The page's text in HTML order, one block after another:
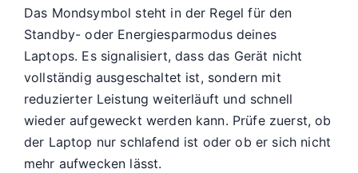
Das Mondsymbol steht in der Regel für den
Standby- oder Energiesparmodus deines
Laptops. Es signalisiert, dass das Gerät nicht
vollständig ausgeschaltet ist, sondern mit
reduzierter Leistung weiterläuft und schnell
wieder aufgeweckt werden kann. Prüfe zuerst, ob
der Laptop nur schlafend ist oder ob er sich nicht
mehr aufwecken lässt.